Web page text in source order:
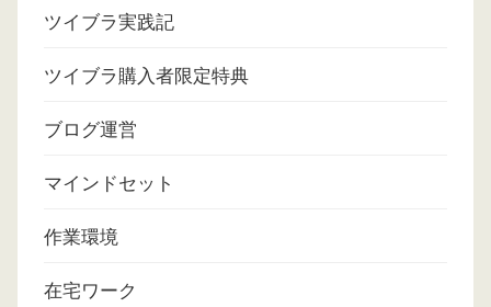
ツイブラ実践記
ツイブラ購入者限定特典
ブログ運営
マインドセット
作業環境
在宅ワーク